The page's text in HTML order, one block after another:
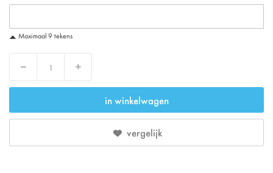
Maximaal 9 tekens
Verlaag Verhoog
in winkelwagen
vergelijk